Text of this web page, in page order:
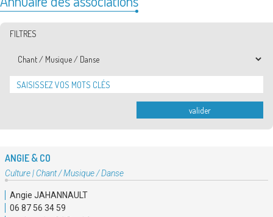
FILTRES
Thématiques
valider
ANGIE & CO
Type
:
Culture| Chant / Musique / Danse
Angie JAHANNAULT
06 87 56 34 59